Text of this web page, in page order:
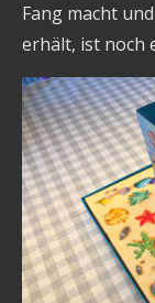
Fang macht
erhält, ist noch